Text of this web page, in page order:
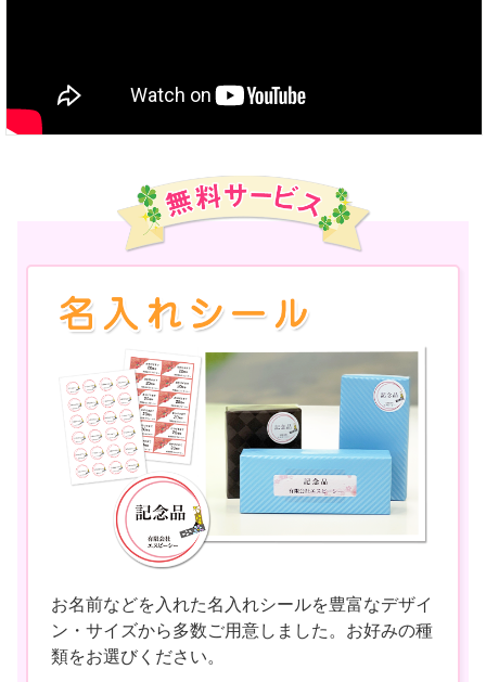
お名前などを入れた名入れシールを豊富なデザイ
ン・サイズから多数ご用意しました。お好みの種
類をお選びください。